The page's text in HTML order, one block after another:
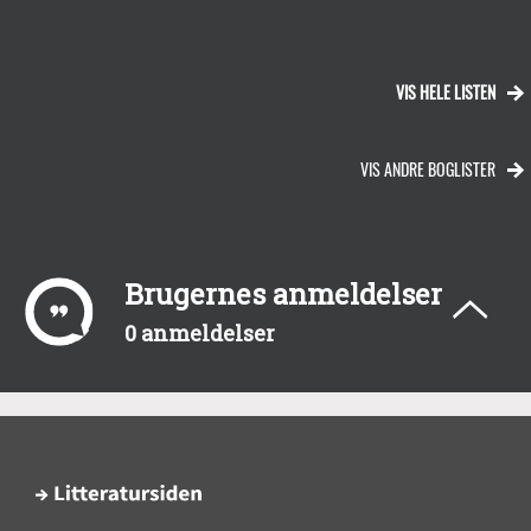
VIS HELE LISTEN
VIS ANDRE BOGLISTER
Brugernes anmeldelser
0 anmeldelser